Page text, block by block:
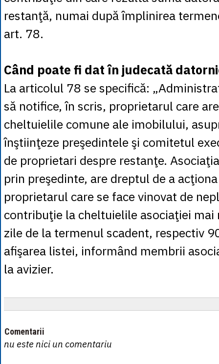
restanţă, numai după împlinirea
art. 78.
Când poate fi dat în judecată
La articolul 78 se specifică:
să notifice, în scris, proprietarul care
cheltuielile comune ale imobilului,
înştiinţeze preşedintele şi comitetul
de proprietari despre restanţe.
prin preşedinte, are dreptul de a
proprietarul care se face vinovat de
contribuţie la cheltuielile asociaţiei mai
zile de la termenul scadent, respectiv
afişarea listei, informând membrii
la avizier.
Comentarii
nu este nici un comentariu